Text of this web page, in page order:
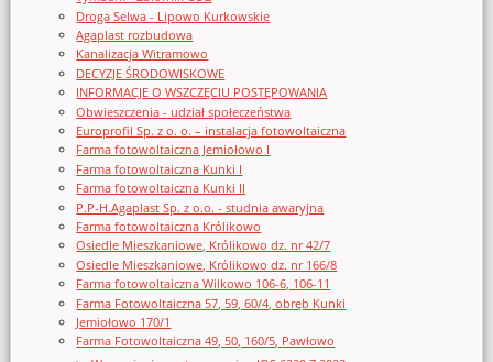
Droga Selwa - Lipowo Kurkowskie
Agaplast rozbudowa
Kanalizacja Witramowo
DECYZJE ŚRODOWISKOWE
INFORMACJE O WSZCZĘCIU POSTĘPOWANIA
Obwieszczenia - udział społeczeństwa
Europrofil Sp. z o. o. – instalacja fotowoltaiczna
Farma fotowoltaiczna Jemiołowo I
Farma fotowoltaiczna Kunki I
Farma fotowoltaiczna Kunki II
P.P-H.Agaplast Sp. z o.o. - studnia awaryjna
Farma fotowoltaiczna Królikowo
Osiedle Mieszkaniowe, Królikowo dz. nr 42/7
Osiedle Mieszkaniowe, Królikowo dz. nr 166/8
Farma fotowoltaiczna Wilkowo 106-6, 106-11
Farma Fotowoltaiczna 57, 59, 60/4, obręb Kunki
Jemiołowo 170/1
Farma Fotowoltaiczna 49, 50, 160/5, Pawłowo